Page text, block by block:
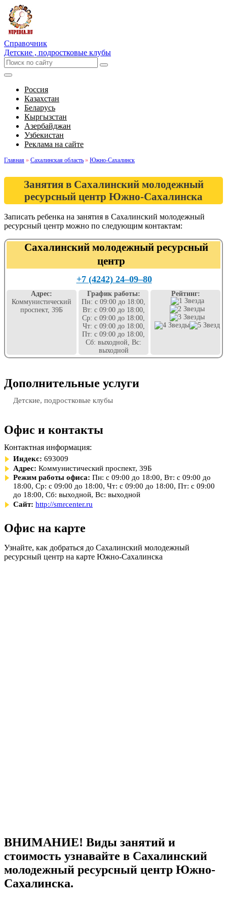
Справочник
Детские , подростковые клубы
Россия
Казахстан
Беларусь
Кыргызстан
Азербайджан
Узбекистан
Реклама на сайте
Главная » Сахалинская область » Южно-Сахалинск
Занятия в Сахалинский молодежный
ресурсный центр Южно-Сахалинска
Записать ребенка на занятия в Сахалинский молодежный
ресурсный центр можно по следующим контактам:
Сахалинский молодежный ресурсный
центр
+7 (4242) 24‒09‒80
Адрес:
Коммунистический
проспект, 39Б
График работы:
Пн: с 09:00 до 18:00,
Вт: с 09:00 до 18:00,
Ср: с 09:00 до 18:00,
Чт: с 09:00 до 18:00,
Пт: с 09:00 до 18:00,
Сб: выходной, Вс:
выходной
Рейтинг:
Дополнительные услуги
Детские, подростковые клубы
Офис и контакты
Контактная информация:
Индекс: 693009
Адрес: Коммунистический проспект, 39Б
Режим работы офиса: Пн: с 09:00 до 18:00, Вт: с 09:00 до
18:00, Ср: с 09:00 до 18:00, Чт: с 09:00 до 18:00, Пт: с 09:00
до 18:00, Сб: выходной, Вс: выходной
Сайт: http://smrcenter.ru
Офис на карте
Узнайте, как добраться до Сахалинский молодежный
ресурсный центр на карте Южно-Сахалинска
ВНИМАНИЕ! Виды занятий и
стоимость узнавайте в Сахалинский
молодежный ресурсный центр Южно-
Сахалинска.